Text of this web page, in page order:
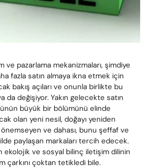
ve pazarlama mekanizmaları, şimdiye
fazla satın almaya ikna etmek için
bakış açıları ve onunla birlikte bu
da değişiyor. Yakın gelecekte satın
büyük bir bölümünü elinde
olan yeni nesil, doğayı yeniden
önemseyen ve dahası, bunu şeffaf ve
paylaşan markaları tercih edecek.
ekolojik ve sosyal bilinç iletişim dilinin
çarkını çoktan tetikledi bile.